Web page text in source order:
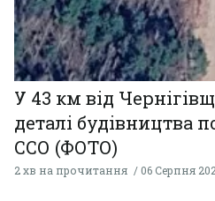
У 43 км від
деталі будівництва
ССО (ФОТО)
2 хв на прочитання 06 Серпня